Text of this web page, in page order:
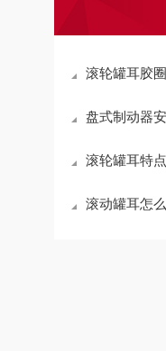
滚轮罐耳胶
盘式制动器安
滚轮罐耳特点
滚动罐耳怎